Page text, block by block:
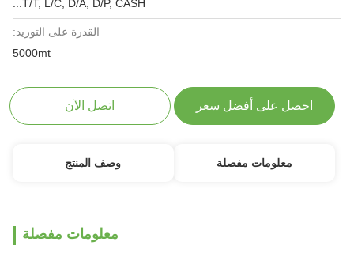
T/T, L/C, D/A, D/P, CASH...
القدرة على التوريد:
5000mt
احصل على أفضل سعر اتصل الآن
معلومات مفصلة وصف المنتج
معلومات مفصلة